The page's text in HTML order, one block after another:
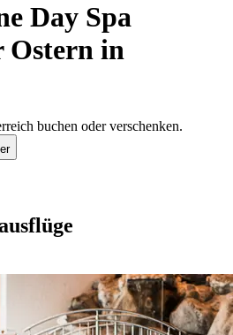
Day Spa
Ostern in
buchen oder verschenken.